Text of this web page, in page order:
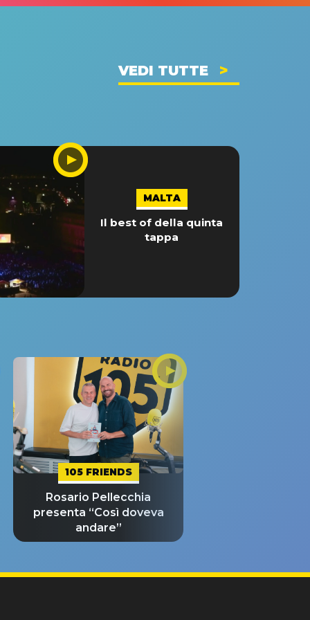
VEDI TUTTE
MALTA
Il best of della quinta
tappa
105 FRIENDS
Rosario Pellecchia
presenta “Così doveva
andare”